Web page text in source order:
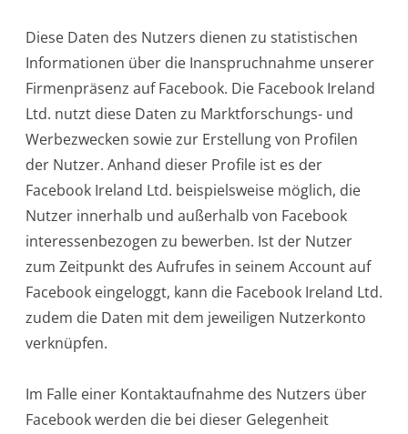
Diese Daten des Nutzers dienen zu statistischen
Informationen über die Inanspruchnahme unserer
Firmenpräsenz auf Facebook. Die Facebook Ireland
Ltd. nutzt diese Daten zu Marktforschungs- und
Werbezwecken sowie zur Erstellung von Profilen
der Nutzer. Anhand dieser Profile ist es der
Facebook Ireland Ltd. beispielsweise möglich, die
Nutzer innerhalb und außerhalb von Facebook
interessenbezogen zu bewerben. Ist der Nutzer
zum Zeitpunkt des Aufrufes in seinem Account auf
Facebook eingeloggt, kann die Facebook Ireland Ltd.
zudem die Daten mit dem jeweiligen Nutzerkonto
verknüpfen.
Im Falle einer Kontaktaufnahme des Nutzers über
Facebook werden die bei dieser Gelegenheit